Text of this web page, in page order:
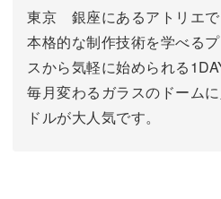
東京 銀座にあるアトリエ
本格的な制作技術を学べる
スから気軽に始められる
毎月変わるガラスのドーム
ドルが大人気です。